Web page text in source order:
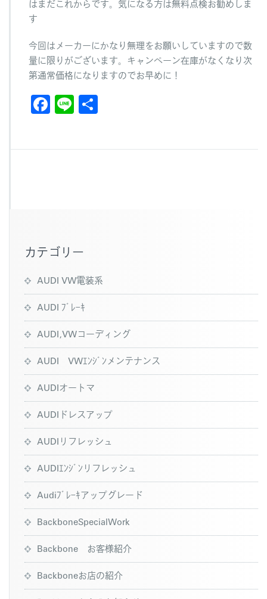
はまだこれからです。気になる方は無料点検お勧めしま
す
今回はメーカーにかなり無理をお願いしていますので数
量に限りがございます。キャンペーン在庫がなくなり次
第通常価格になりますのでお早めに！
F Li
カテゴリー
AUDI VW電装系
AUDI ﾌﾞﾚｰｷ
AUDI,VWコーディング
AUDI VWｴﾝｼﾞﾝメンテナンス
AUDIオートマ
AUDIドレスアップ
AUDIリフレッシュ
AUDIｴﾝｼﾞﾝリフレッシュ
Audiﾌﾞﾚｰｷアップグレード
BackboneSpecialWork
Backbone お客様紹介
Backboneお店の紹介